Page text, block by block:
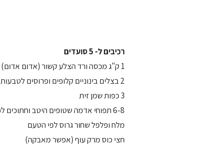
רכיבים ל- 5 סועדים
1 ק"ג מכסה ורד הצלע קשור (אדום אדום)
2 בצלים בינוניים קלופים ופרוסים לטבעות בינוניות
3 כפות שמן זית
6-8 תפוחי אדמה שטופים היטב וחתוכים לפרוסות בעובי של 1/2 ס"מ
מלח ופלפל שחור גרוס לפי הטעם
חצי כוס מרק עוף (אפשר מאבקה)